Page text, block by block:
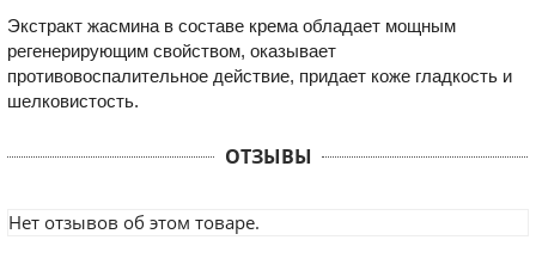
Экстракт жасмина в составе крема обладает мощным
регенерирующим свойством, оказывает
противовоспалительное действие, придает коже гладкость и
шелковистость.
ОТЗЫВЫ
Нет отзывов об этом товаре.